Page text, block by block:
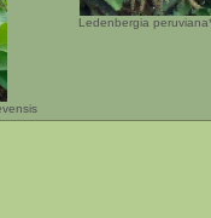
Ledenbergia